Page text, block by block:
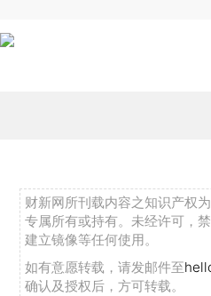
财新网所刊载内容之知识产权
专属所有或持有。未经许可，
建立镜像等任何使用。
如有意愿转载，请发邮件至
确认及授权后，方可转载。